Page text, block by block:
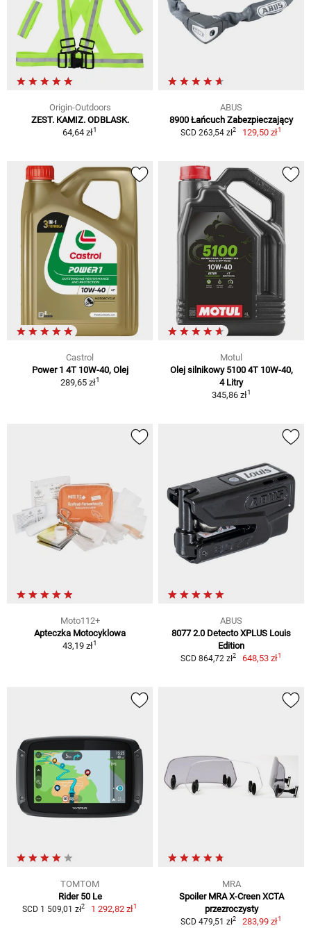
Origin-Outdoors
ZEST. KAMIZ. ODBLASK.
64,64 zł1
ABUS
8900 Łańcuch Zabezpieczający
SCD 263,54 zł2 129,50 zł1
Castrol
Power 1 4T 10W-40, Olej
289,65 zł1
Motul
Olej silnikowy 5100 4T 10W-40,
4 Litry
345,86 zł1
Moto112+
Apteczka Motocyklowa
43,19 zł1
ABUS
8077 2.0 Detecto XPLUS Louis
Edition
SCD 864,72 zł2 648,53 zł1
TOMTOM
Rider 50 Le
SCD 1 509,01 zł2 1 292,82 zł1
MRA
Spoiler MRA X-Creen XCTA
przezroczysty
SCD 479,51 zł2 283,99 zł1